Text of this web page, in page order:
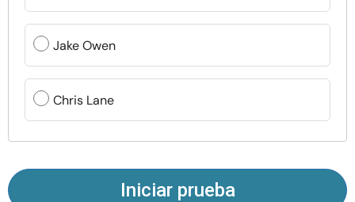
Comunidad
Encuentra un terapeuta
Idioma
Sobre nosotros Contáctanos Escríbenos
Publicidad con
Jake Owen
Chris Lane
Iniciar prueba